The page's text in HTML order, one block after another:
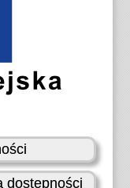
dostępności